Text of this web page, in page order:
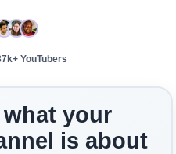
YouTubers
your
is about